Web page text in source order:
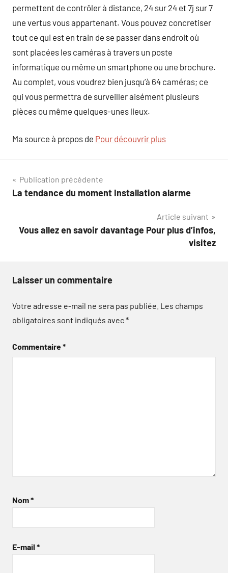
permettent de contrôler à distance, 24 sur 24 et 7j sur 7
une vertus vous appartenant. Vous pouvez concretiser
tout ce qui est en train de se passer dans endroit où
sont placées les caméras à travers un poste
informatique ou même un smartphone ou une brochure.
Au complet, vous voudrez bien jusqu’à 64 caméras; ce
qui vous permettra de surveiller aisément plusieurs
pièces ou même quelques-unes lieux.
Ma source à propos de Pour découvrir plus
Navigation
de
Publication précédente
La tendance du moment Installation alarme
Article suivant
Vous allez en savoir davantage Pour plus d’infos,
visitez
Laisser un commentaire
Votre adresse e-mail ne sera pas publiée. Les champs
obligatoires sont indiqués avec*
Commentaire*
Nom*
E-mail *